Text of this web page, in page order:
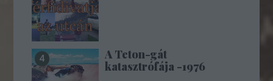
A Teton-gát
katasztrófája -1976